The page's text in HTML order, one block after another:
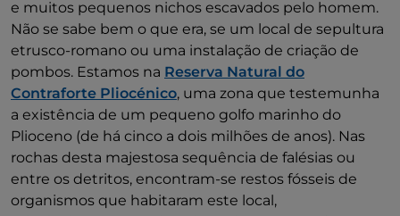
e muitos pequenos nichos escavados pelo homem.
Não se sabe bem o que era, se um local de sepultura
etrusco-romano ou uma instalação de criação de
pombos. Estamos na Reserva Natural do
Contraforte Pliocénico, uma zona que testemunha
a existência de um pequeno golfo marinho do
Plioceno (de há cinco a dois milhões de anos). Nas
rochas desta majestosa sequência de falésias ou
entre os detritos, encontram-se restos fósseis de
organismos que habitaram este local,